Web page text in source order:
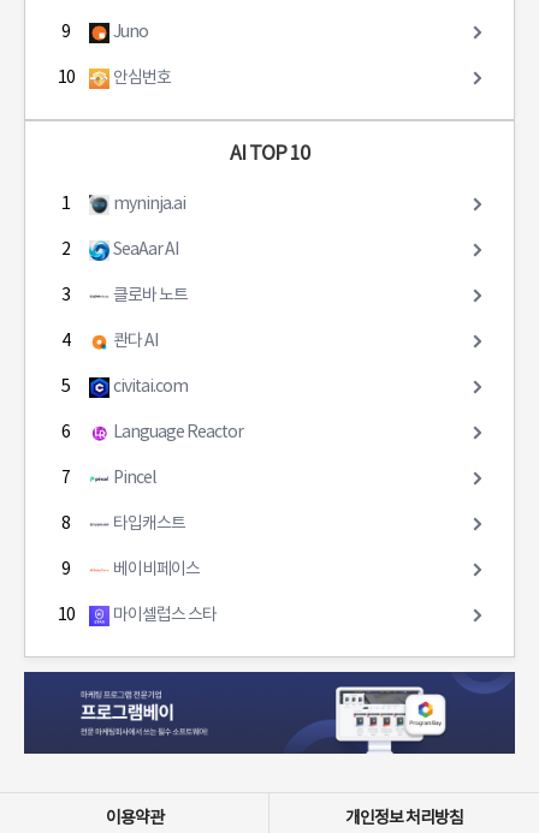
9 Juno
10 안심번호
AI TOP 10
1 myninja.ai
2 SeaAar AI
3 클로바 노트
4 콴다 AI
5 civitai.com
6 Language Reactor
7 Pincel
8 타입캐스트
9 베이비페이스
10 마이셀럽스 스타
이용약관 개인정보 처리방침